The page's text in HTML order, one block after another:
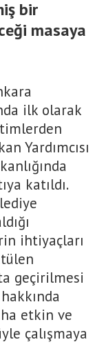
bir
masaya
ilk olarak
Yardımcısı
katıldı.
ihtiyaçları
geçirilmesi
etkin ve
çalışmaya